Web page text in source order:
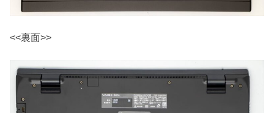
<<裏面>>